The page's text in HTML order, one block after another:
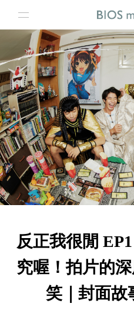
反正我很閒
究喔！拍片的
笑｜封面故